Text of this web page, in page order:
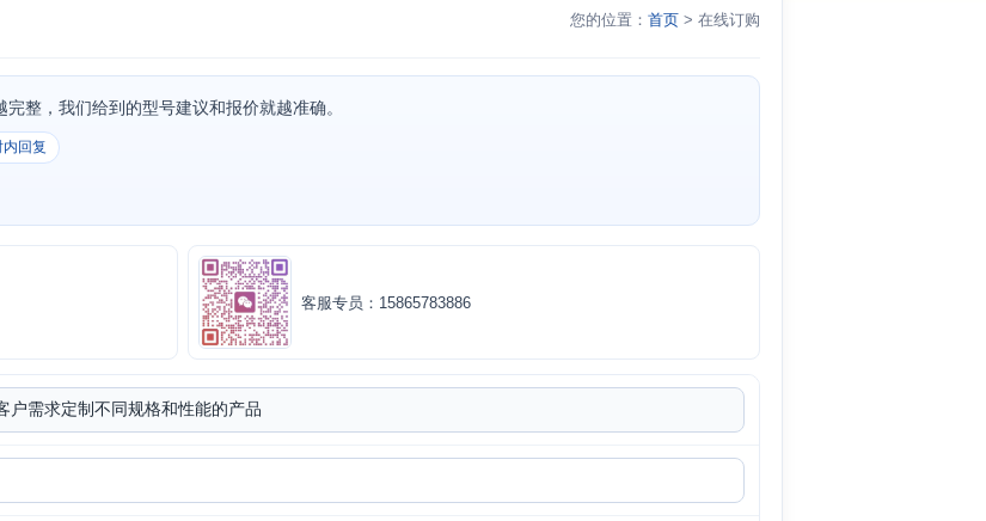
您的位置： 首页 > 在线订购
整，我们给到的型号建议和报价就越准确。
回复
客服专员：15865783886